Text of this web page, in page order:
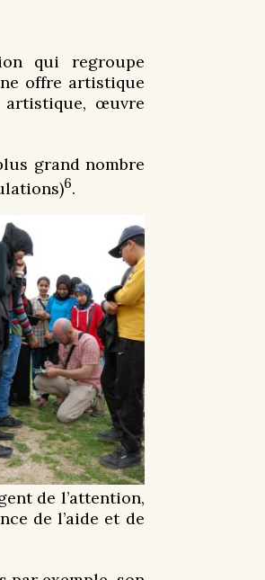
qui regroupe
offre artistique
artistique, œuvre
grand nombre
6.
de l’attention,
de l’aide et de